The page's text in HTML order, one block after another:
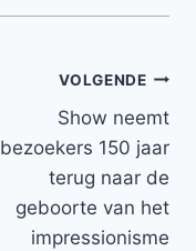
VOLGENDE
Show neemt
bezoekers 150 jaar
terug naar de
geboorte van het
impressionisme